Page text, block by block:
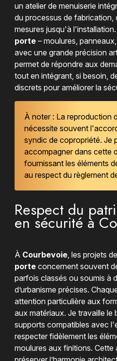
un atelier de menuiserie
du processus de fabrication,
mesures jusqu'à
porte– moulures,
avec une grande précision
permet de répondre aux
tout en intégrant, si besoin,
discrets pour améliorer la
À noter : La reproduction
nécessite souvent
syndic de copropriété. Je
accompagner dans cette
fournissant les éléments
au respect du règlement
Respect du
en sécurité à
À Courbevoie, les projets de
porte concernent souvent
parfois classés ou soumis à
d’urbanisme précises.
attention particulière aux
aux matériaux. Je travaille le
supports compatibles avec
respecter fidèlement les
moulures aux finitions. Cette